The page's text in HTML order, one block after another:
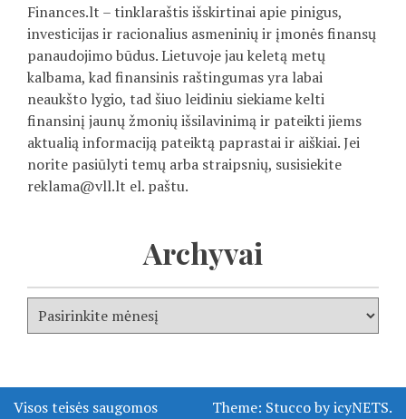
Finances.lt – tinklaraštis išskirtinai apie pinigus,
investicijas ir racionalius asmeninių ir įmonės finansų
panaudojimo būdus. Lietuvoje jau keletą metų
kalbama, kad finansinis raštingumas yra labai
neaukšto lygio, tad šiuo leidiniu siekiame kelti
finansinį jaunų žmonių išsilavinimą ir pateikti jiems
aktualią informaciją pateiktą paprastai ir aiškiai. Jei
norite pasiūlyti temų arba straipsnių, susisiekite
reklama@vll.lt el. paštu.
Archyvai
Visos teisės saugomos Theme: StuccobyicyNETS.